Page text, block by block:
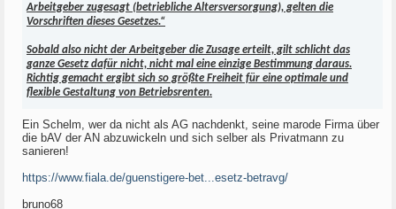
Arbeitgeber zugesagt (betriebliche Altersversorgung), gelten die
Vorschriften dieses Gesetzes.“
Sobald also nicht der Arbeitgeber die Zusage erteilt, gilt schlicht das
ganze Gesetz dafür nicht, nicht mal eine einzige Bestimmung daraus.
Richtig gemacht ergibt sich so größte Freiheit für eine optimale und
flexible Gestaltung von Betriebsrenten.
Ein Schelm, wer da nicht als AG nachdenkt, seine marode Firma über
die bAV der AN abzuwickeln und sich selber als Privatmann zu
sanieren!
https://www.fiala.de/guenstigere-bet...esetz-betravg/
bruno68